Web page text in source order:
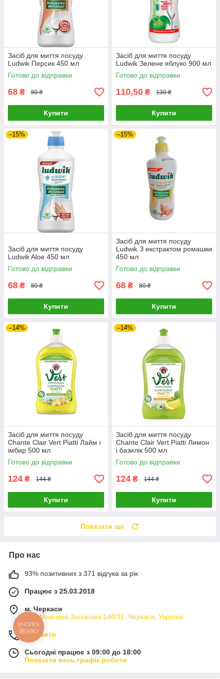
Засіб для миття посуду
Ludwik Персик 450 мл
Готово до відправки
68 ₴ 80 ₴
Купити
Засіб для миття посуду
Ludwik Зелене яблуко 900 мл
Готово до відправки
110,50 ₴ 130 ₴
Купити
–15%
Засіб для миття посуду
Ludwik Aloe 450 мл
Готово до відправки
68 ₴ 80 ₴
Купити
–15%
Засіб для миття посуду
Ludwik З екстрактом ромашки
450 мл
Готово до відправки
68 ₴ 80 ₴
Купити
–14%
Засіб для миття посуду
Chante Clair Vert Piatti Лайм і
імбир 500 мл
Готово до відправки
124 ₴ 144 ₴
Купити
–14%
Засіб для миття посуду
Chante Clair Vert Piatti Лимон
і базилік 500 мл
Готово до відправки
124 ₴ 144 ₴
Купити
Показати ще
Про нас
93% позитивних з 371 відгука за рік
Працює з 25.03.2018
м. Черкаси
вул. Максима Залізняка 146/11, Черкаси, Україна
Контакти
Сьогодні працює з 09:00 до 18:00
Показати весь графік роботи
КНОПКА
ЗВ'ЯЗКУ